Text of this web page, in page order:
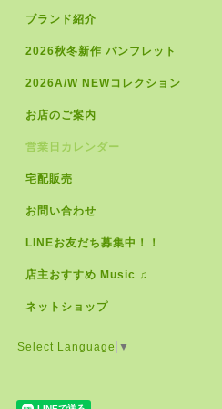
ブランド紹介
2026秋冬新作 パンフレット
2026A/W NEWコレクション
お店のご案内
営業日カレンダー
宅配販売
お問い合わせ
LINEお友だち募集中！！
店主おすすめ Music ♫
ネットショップ
Select Language ▼